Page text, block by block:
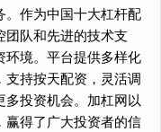
。作为中国十大杠杆配
团队和先进的技术支
环境。平台提供多样化
持按天配资，灵活调
投资机会。加杠网以
赢得了广大投资者的信